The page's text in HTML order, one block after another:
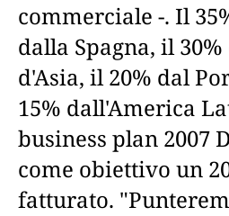
commerciale -. Il
dalla Spagna, il
d'Asia, il 20% dal
15% dall'America
business plan 2007
come obiettivo un
fatturato.